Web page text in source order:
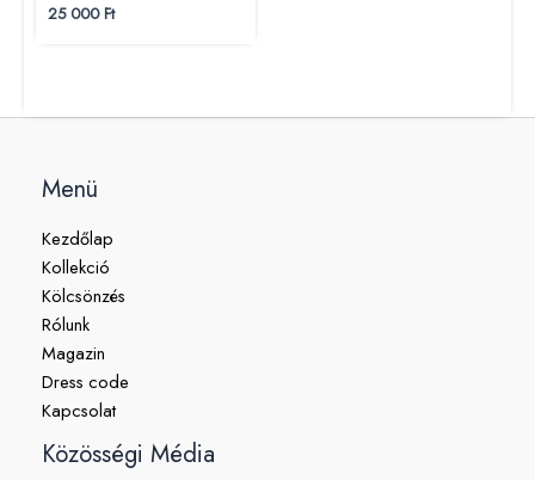
25 000Ft
Menü
Kezdőlap
Kollekció
Kölcsönzés
Rólunk
Magazin
Dress code
Kapcsolat
Közösségi Média